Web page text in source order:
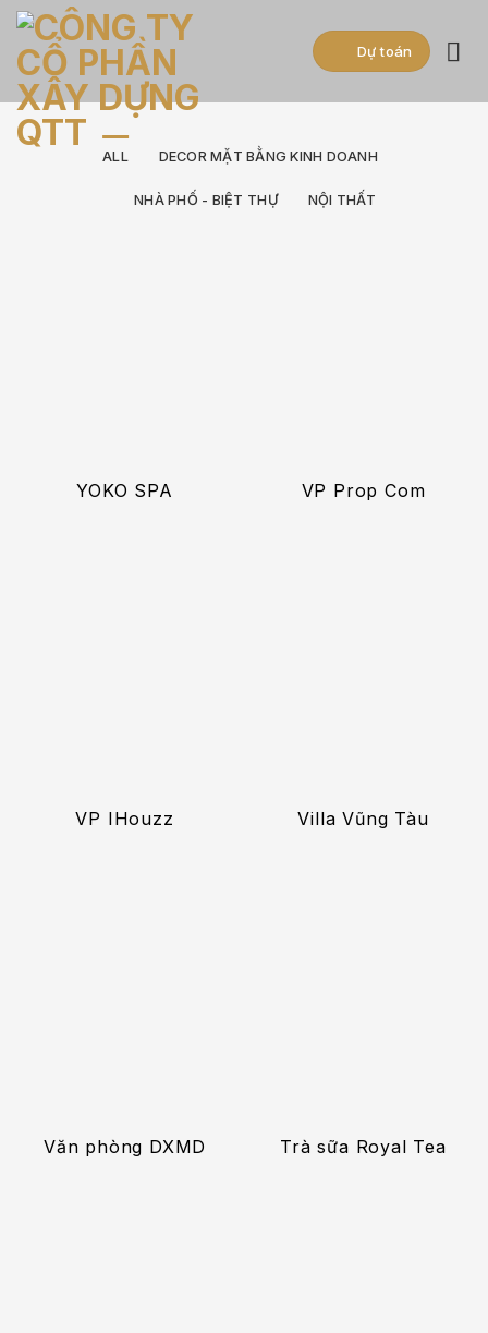
Skip
content
Dự toán
ALL DECOR MẶT BẰNG KINH DOANH
NHÀ PHỐ - BIỆT THỰ NỘI THẤT
YOKO SPA VP Prop Com
VP IHouzz Villa Vũng Tàu
Văn phòng DXMD Trà sữa Royal Tea